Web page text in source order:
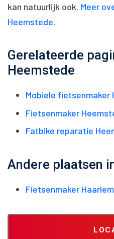
kan natuurlijk ook. Meer
Heemstede.
Gerelateerde
Heemstede
Mobiele fietsenmaker
Fietsenmaker
Fatbike reparatie
Andere plaatsen
Fietsenmaker Haarlem